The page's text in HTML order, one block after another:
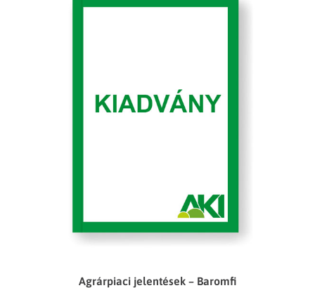
Agrárpiaci jelentések – Baromfi